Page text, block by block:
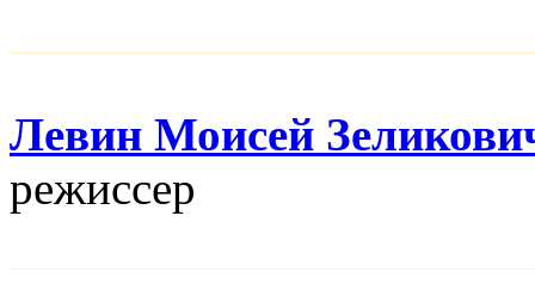
Левин Моисей
режисcер